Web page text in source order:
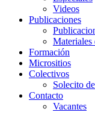
Videos
Publicaciones
Materiales
Formación
Micrositios
Colectivos
Solecito
Contacto
Vacantes